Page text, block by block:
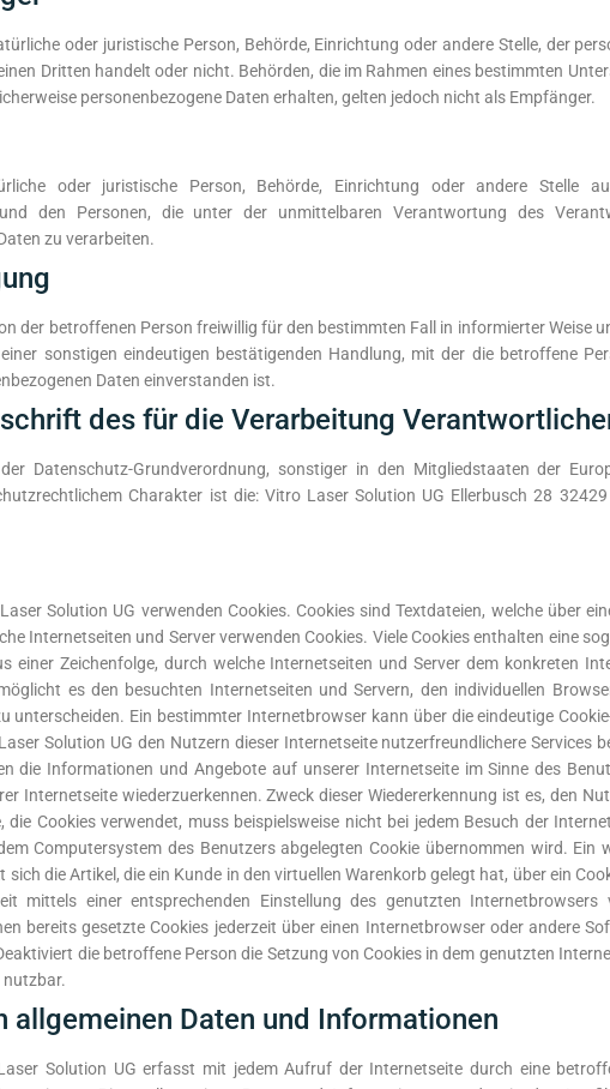
oder juristische Person, Behörde, Einrichtung oder andere Stelle, der
Dritten handelt oder nicht. Behörden, die im Rahmen eines bestimmten
personenbezogene Daten erhalten, gelten jedoch nicht als Empfänger.
oder juristische Person, Behörde, Einrichtung oder andere Stelle
den Personen, die unter der unmittelbaren Verantwortung des
zu verarbeiten.
der betroffenen Person freiwillig für den bestimmten Fall in informierter Weise
sonstigen eindeutigen bestätigenden Handlung, mit der die betroffene
Daten einverstanden ist.
des für die Verarbeitung
Datenschutz-Grundverordnung, sonstiger in den Mitgliedstaaten der
Charakter ist die: Vitro Laser Solution UG Ellerbusch 28
Solution UG verwenden Cookies. Cookies sind Textdateien, welche über
Internetseiten und Server verwenden Cookies. Viele Cookies enthalten eine
einer Zeichenfolge, durch welche Internetseiten und Server dem konkreten
es den besuchten Internetseiten und Servern, den individuellen
unterscheiden. Ein bestimmter Internetbrowser kann über die eindeutige
Solution UG den Nutzern dieser Internetseite nutzerfreundlichere Services
die Informationen und Angebote auf unserer Internetseite im Sinne des
Internetseite wiederzuerkennen. Zweck dieser Wiedererkennung ist es, den
die Cookies verwendet, muss beispielsweise nicht bei jedem Besuch der
Computersystem des Benutzers abgelegten Cookie übernommen wird. Ein
sich die Artikel, die ein Kunde in den virtuellen Warenkorb gelegt hat, über ein
mittels einer entsprechenden Einstellung des genutzten
bereits gesetzte Cookies jederzeit über einen Internetbrowser oder andere
die betroffene Person die Setzung von Cookies in dem genutzten
allgemeinen Daten und Informationen
Solution UG erfasst mit jedem Aufruf der Internetseite durch eine